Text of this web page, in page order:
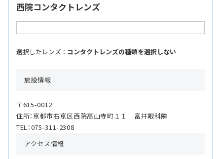
西院コンタクトレンズ
選択したレンズ ： コンタクトレンズの種類を選択しない
施設情報
〒615-0012
住所：京都市右京区西院高山寺町１１ 富井眼科隣
TEL：075-311-2308
アクセス情報